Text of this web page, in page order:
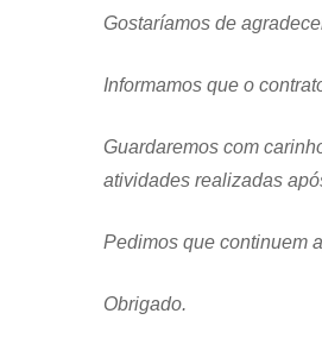
Gostaríamos de
Informamos que o
Guardaremos com
atividades realizadas
Pedimos que continuem
Obrigado.